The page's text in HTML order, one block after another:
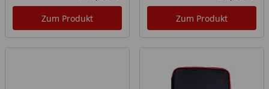
Zum Produkt Zum Produkt